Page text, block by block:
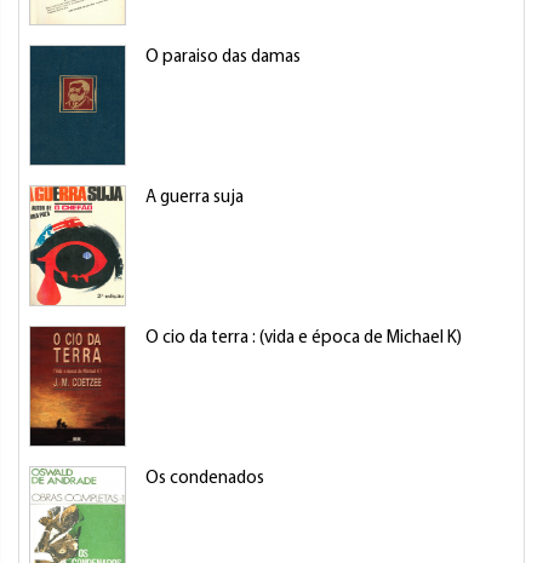
O paraiso das damas
A guerra suja
O cio da terra : (vida e época de Michael K)
Os condenados